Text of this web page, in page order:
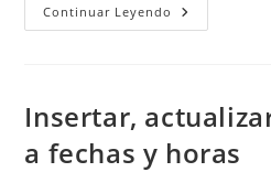
Continuar Leyendo Hacer
Cálculos
Insertar,
a fechas y horas